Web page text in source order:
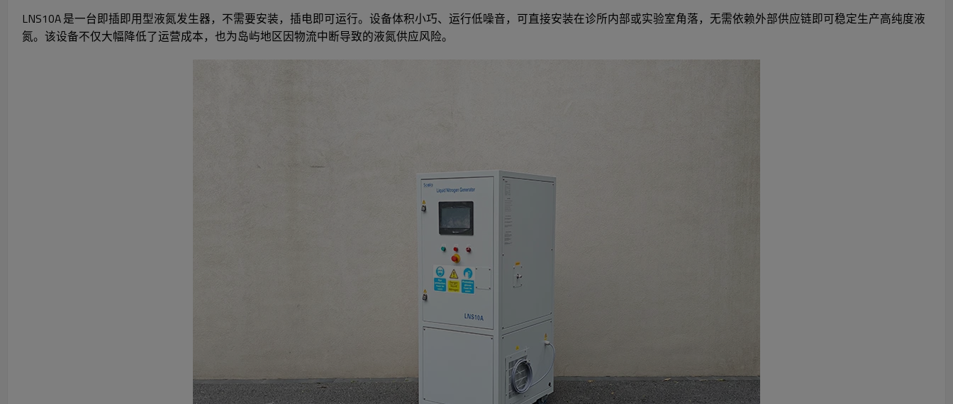
LNS10A 是一台即插即用型液氮发生器，不需要安装，插电即可运行。设备体积小巧、运行低噪音，可直接安装在诊所内部或实验室角落，无需依赖外部供应链即可稳定生产高纯度液
氮。该设备不仅大幅降低了运营成本，也为岛屿地区因物流中断导致的液氮供应风险。